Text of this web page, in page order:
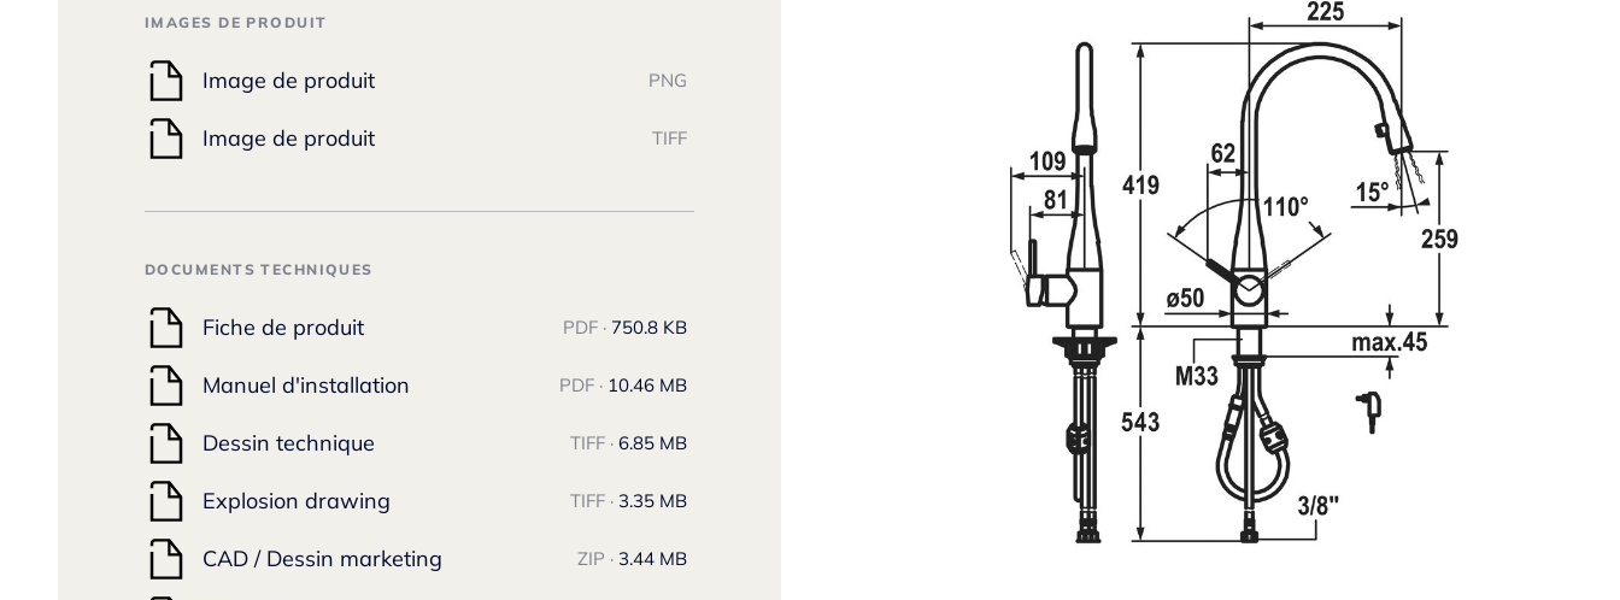
IMAGES DE PRODUIT
Image de produit PNG
Image de produit TIFF
DOCUMENTS TECHNIQUES
Fiche de produit PDF · 750.8 KB
Manuel d'installation PDF · 10.46 MB
Dessin technique TIFF · 6.85 MB
Explosion drawing TIFF · 3.35 MB
CAD / Dessin marketing ZIP · 3.44 MB